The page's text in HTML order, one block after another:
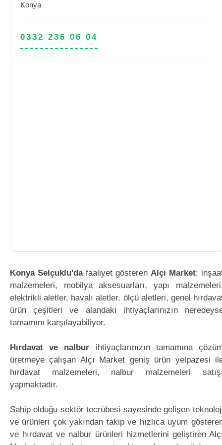
Konya
0332 236 06 04
Konya Selçuklu'dafaaliyet gösteren Alçı Market;
malzemeleri, mobilya aksesuarları, yapı
elektrikli aletler, havalı aletler, ölçü aletleri, genel
ürün çeşitleri ve alandaki ihtiyaçlarınızın
tamamını karşılayabiliyor.
Hırdavat ve nalbur ihtiyaçlarınızın tamamına
üretmeye çalışan Alçı Market geniş ürün yelpazesi
hırdavat malzemeleri, nalbur malzemeleri
yapmaktadır.
Sahip olduğu sektör tecrübesi sayesinde gelişen
ve ürünleri çok yakından takip ve hızlıca uyum
ve hırdavat ve nalbur ürünleri hizmetlerini geliştiren